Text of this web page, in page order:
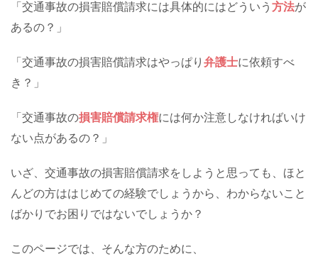
「交通事故の損害賠償請求には具体的にはどういう 方法が
あるの？」
「交通事故の損害賠償請求はやっぱり 弁護士に依頼すべ
き？」
「交通事故の損害賠償請求権には何か注意しなければいけ
ない点があるの？」
いざ、交通事故の損害賠償請求をしようと思っても、ほと
んどの方ははじめての経験でしょうから、わからないこと
ばかりでお困りではないでしょうか？
このページでは、そんな方のために、